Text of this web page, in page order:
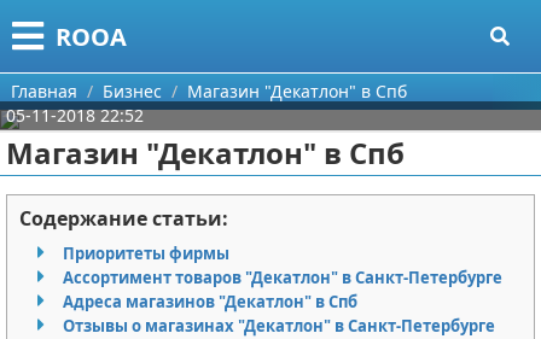
ROOA
Меню
Главная
Категории
Рукоделие
Программирование
Бизнес
Поиск
О проекте
Контакты
Главная Бизнес
Магазин "Декатлон" в Спб
05-11-2018 22:52
Магазин "Декатлон" в Спб
Содержание статьи:
Приоритеты фирмы
Ассортимент товаров "Декатлон" в Санкт-Петербурге
Адреса магазинов "Декатлон" в Спб
Отзывы о магазинах "Декатлон" в Санкт-Петербурге